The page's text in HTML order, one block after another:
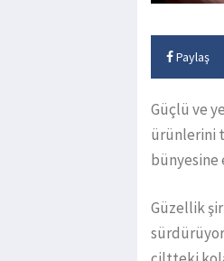
Paylaş
Güçlü ve
ürünlerini
bünyesine
Güzellik